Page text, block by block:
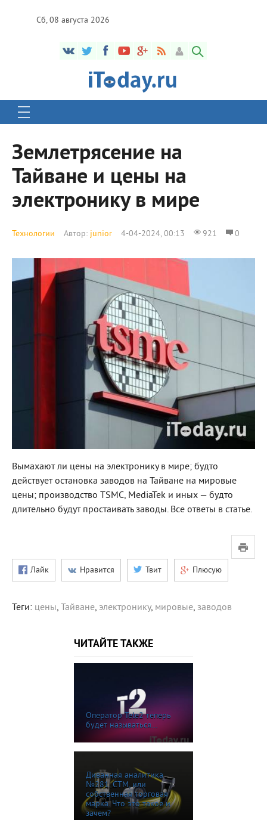
Сб, 08 августа 2026
Землетрясение на
Тайване и цены на
электронику в мире
Технологии Автор: junior 4-04-2024, 00:13 921 0
Вымахают ли цены на электронику в мире; будто
действует остановка заводов на Тайване на мировые
цены; производство TSMC, MediaTek и иных — будто
длительно будут простаивать заводы. Все ответы в статье.
Лайк Нравится Твит Плюсую
Теги: цены, Тайване, электронику, мировые, заводов
ЧИТАЙТЕ ТАКЖЕ
Оператор Tele2 теперь
будет называться…
Диванная аналитика
№281. СТМ, или
собственная торговая
марка. Что это такое и
зачем?